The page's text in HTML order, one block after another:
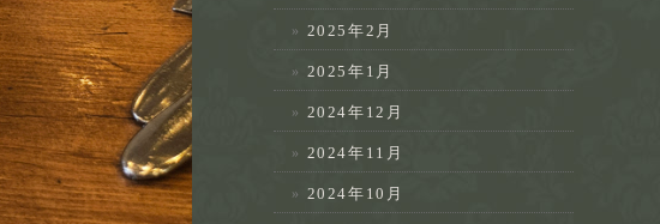
2025年2月
2025年1月
2024年12月
2024年11月
2024年10月